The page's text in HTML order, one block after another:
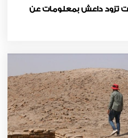
تزود داعش بمعلومات عن